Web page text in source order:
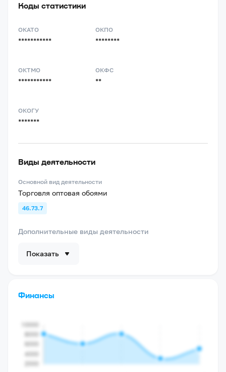
Коды статистики
ОКАТО
***********
ОКПО
********
ОКТМО
***********
ОКФС
**
ОКОГУ
*******
Виды деятельности
Основной вид деятельности
Торговля оптовая обоями
46.73.7
Дополнительные виды деятельности
Показать
Финансы